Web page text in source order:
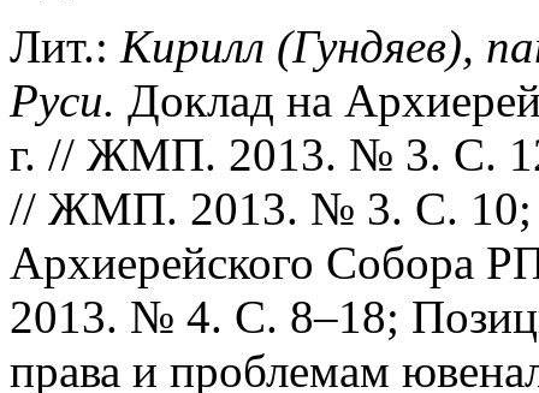
Лит.: Кирилл (Гундяев),
Руси. Доклад на
г. // ЖМП. 2013. № 3. С.
// ЖМП. 2013. № 3. С. 10;
Архиерейского Собора
2013. № 4. С. 8–18;
права и проблемам